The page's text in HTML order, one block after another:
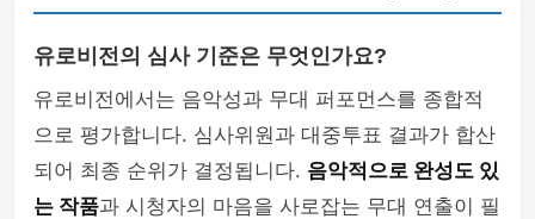
유로비전의 심사 기준은 무엇인가요?
유로비전에서는 음악성과 무대 퍼포먼스를 종합적
으로 평가합니다. 심사위원과 대중투표 결과가 합산
되어 최종 순위가 결정됩니다. 음악적으로 완성도 있
는 작품과 시청자의 마음을 사로잡는 무대 연출이 필